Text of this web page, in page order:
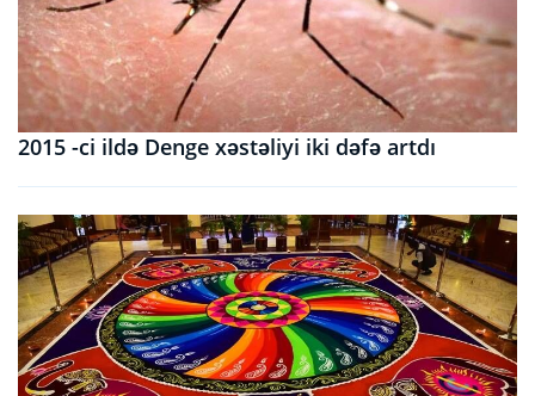
2015 -ci ildə Denge xəstəliyi iki dəfə artdı